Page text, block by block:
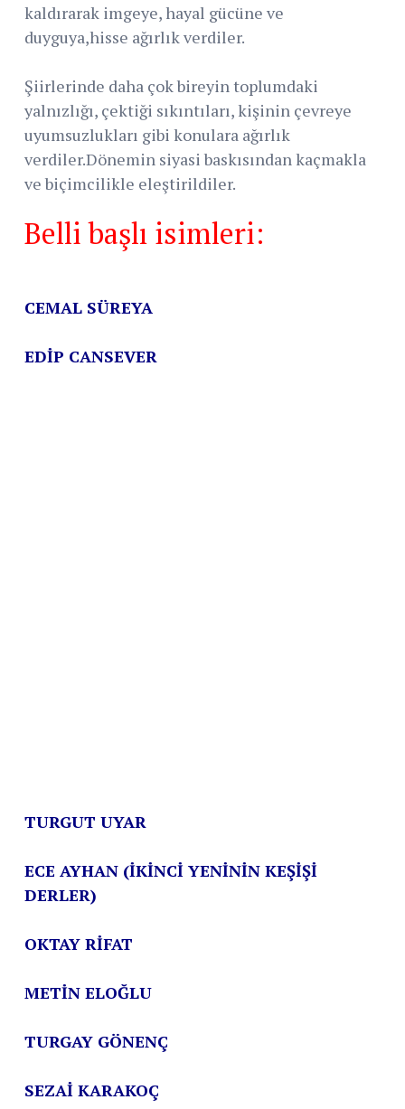
kaldırarak imgeye, hayal gücüne ve
duyguya,hisse ağırlık verdiler.
Şiirlerinde daha çok bireyin toplumdaki
yalnızlığı, çektiği sıkıntıları, kişinin çevreye
uyumsuzlukları gibi konulara ağırlık
verdiler.Dönemin siyasi baskısından kaçmakla
ve biçimcilikle eleştirildiler.
Belli başlı isimleri:
CEMAL SÜREYA
EDİP CANSEVER
TURGUT UYAR
ECE AYHAN (İKİNCİ YENİNİN KEŞİŞİ
DERLER)
OKTAY RİFAT
METİN ELOĞLU
TURGAY GÖNENÇ
SEZAİ KARAKOÇ